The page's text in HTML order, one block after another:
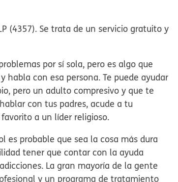
(4357). Se trata de un servicio gratuito y
por sí sola, pero es algo que
con esa persona. Te puede ayudar
pero un adulto compresivo y que te
con tus padres, acude a tu
a un líder religioso.
es probable que sea la cosa más dura
tener que contar con la ayuda
La gran mayoría de la gente
y un programa de tratamiento